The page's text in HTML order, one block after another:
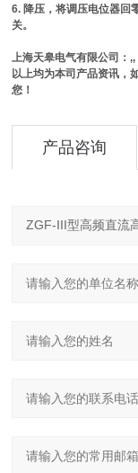
6. 降压，将调压电位器回
关。
上海天皋电气有限公司：,,
以上均为本司产品资讯，
您！
产品咨询